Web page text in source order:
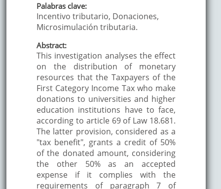
Palabras clave:
Incentivo tributario, Donaciones,
Microsimulación tributaria.
Abstract:
This investigation analyses the effect
on the distribution of monetary
resources that the Taxpayers of the
First Category Income Tax who make
donations to universities and higher
education institutions have to face,
according to article 69 of Law 18.681.
The latter provision, considered as a
"tax benefit", grants a credit of 50%
of the donated amount, considering
the other 50% as an accepted
expense if it complies with the
requirements of paragraph 7 of